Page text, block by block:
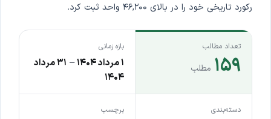
رکورد تاریخی خود را در بالای ۴۶,۲۰۰ واحد ثبت کرد.
تعداد مطالب
۱۵۹ مطلب
بازه زمانی
۱ مرداد ۱۴۰۴ –
۳۱ مرداد
۱۴۰۴
دسته‌بندی برچسب